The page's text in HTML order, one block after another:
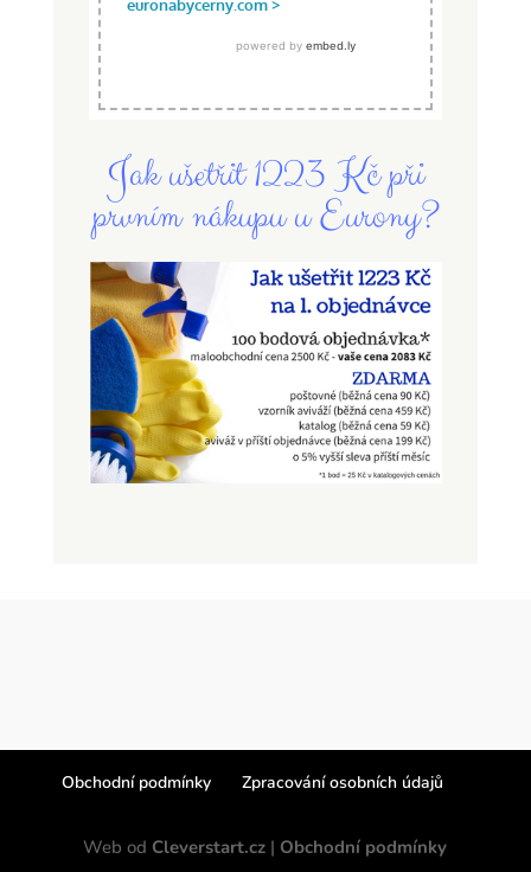
Jak ušetřit 1223 Kč při
prvním nákupu u Eurony?
Obchodní podmínky Zpracování osobních údajů
Web od Cleverstart.cz | Obchodní podmínky